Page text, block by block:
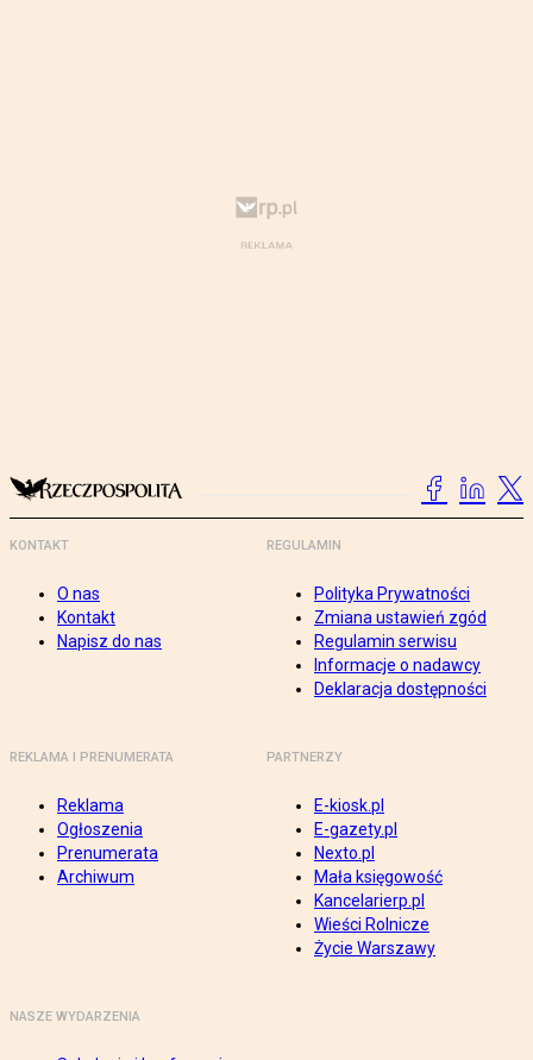
KONTAKT
O nas
Kontakt
Napisz do nas
REGULAMIN
Polityka Prywatności
Zmiana ustawień zgód
Regulamin serwisu
Informacje o nadawcy
Deklaracja dostępności
REKLAMA I PRENUMERATA
Reklama
Ogłoszenia
Prenumerata
Archiwum
PARTNERZY
E-kiosk.pl
E-gazety.pl
Nexto.pl
Mała księgowość
Kancelarierp.pl
Wieści Rolnicze
Życie Warszawy
NASZE WYDARZENIA